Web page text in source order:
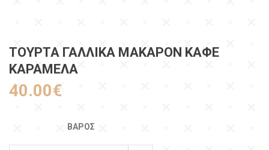
ΤΟΥΡΤΑ ΓΑΛΛΙΚΑ ΜΑΚΑΡΟΝ ΚΑΦΕ
ΚΑΡΑΜΕΛΑ
40.00€
ΒΆΡΟΣ